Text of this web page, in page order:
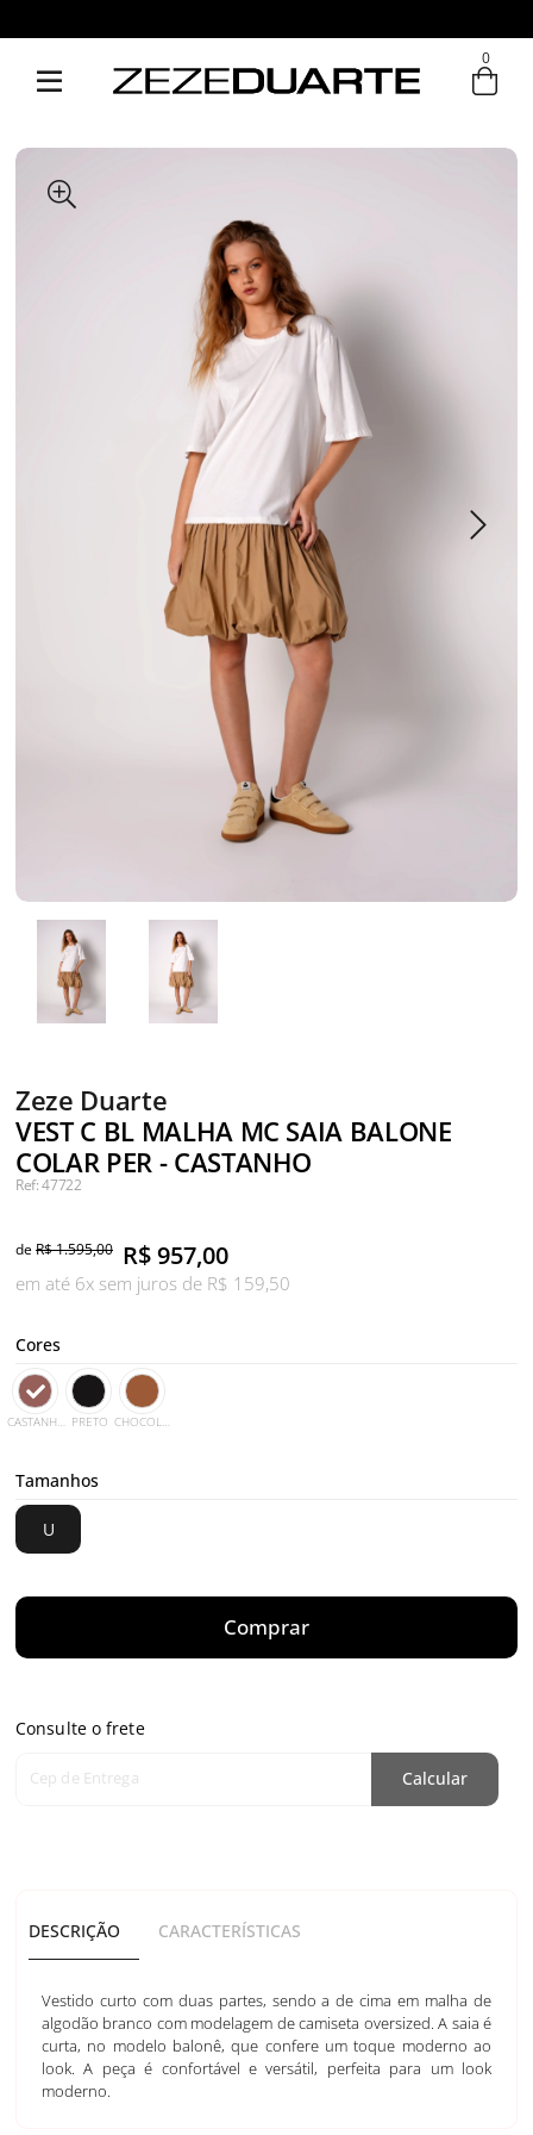
Entre com email ou cpf/cnpj
0
Zeze Duarte
VEST C BL MALHA MC SAIA BALONE
COLAR PER - CASTANHO
Ref: 47722
deR$ 1.595,00 R$957,00
em até 6x sem juros de R$ 159,50
Cores
CASTANHO PRETO CHOCOLATE
Tamanhos
U
Comprar
Consulte o frete
Cep de Entrega Calcular
DESCRIÇÃO CARACTERÍSTICAS
Vestido curto com duas partes, sendo a de cima em malha de
algodão branco com modelagem de camiseta oversized. A saia é
curta, no modelo balonê, que confere um toque moderno ao
look. A peça é confortável e versátil, perfeita para um look
moderno.